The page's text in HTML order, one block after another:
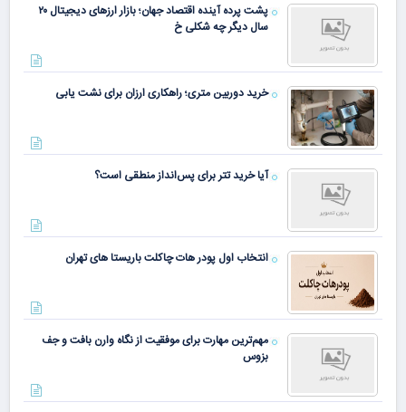
پشت پرده آینده اقتصاد جهان؛ بازار ارزهای دیجیتال ۲۰
سال دیگر چه شکلی خ
خرید دوربین متری؛ راهکاری ارزان برای نشت یابی
آیا خرید تتر برای پس‌انداز منطقی است؟
انتخاب اول پودر هات چاکلت باریستا های تهران
مهم‌ترین مهارت برای موفقیت از نگاه وارن بافت و جف
بزوس